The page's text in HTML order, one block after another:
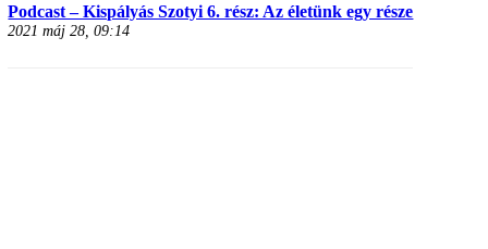
Podcast – Kispályás Szotyi 6. rész: Az életünk egy része
2021 máj 28, 09:14